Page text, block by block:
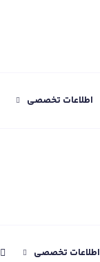
اطلاعات تخصصی
اطلاعات تخصصی